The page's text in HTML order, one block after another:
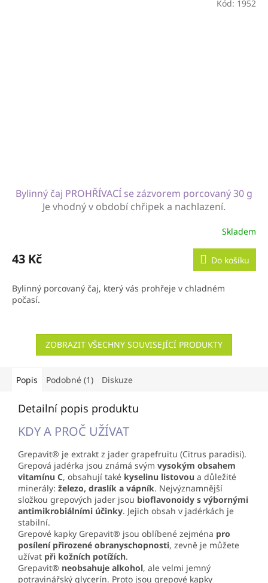
Bylinný čaj PROHŘÍVACÍ se zázvorem porcovaný 30 g
Je vhodný v období chřipek a nachlazení.
Skladem
43 Kč Do košíku
Bylinný porcovaný čaj, který vás prohřeje v chladném
počasí.
Kód: 1952
ZOBRAZIT VŠECHNY SOUVISEJÍCÍ PRODUKTY
Popis Podobné (1) Diskuze
Detailní popis produktu
KDY A PROČ UŽÍVAT
Grepavit® je extrakt z jader grapefruitu (Citrus paradisi).
Grepová jadérka jsou známá svým vysokým obsahem
vitamínu C, obsahují také kyselinu listovou a důležité
minerály: železo, draslík a vápník. Nejvýznamnější
složkou grepových jader jsou bioflavonoidy s výbornými
antimikrobiálními účinky. Jejich obsah v jadérkách je
stabilní.
Grepové kapky Grepavit® jsou oblíbené zejména pro
posílení přirozené obranyschopnosti, zevně je můžete
užívat při kožních potížích.
Grepavit® neobsahuje alkohol, ale velmi jemný
potravinářský glycerín. Proto jsou grepové kapky